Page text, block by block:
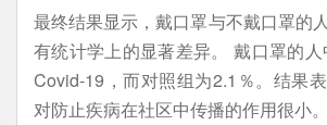
最终结果显示，戴口罩与不戴口罩的
有统计学上的显著差异。 戴口罩的
Covid-19，而对照组为2.1％。结果
对防止疾病在社区中传播的作用很小。